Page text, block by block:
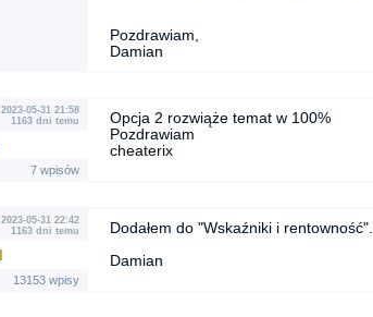
Pozdrawiam,
Damian
2023-05-31 21:58
1163 dni temu
7 wpisów
Opcja 2 rozwiąże temat w 100%
Pozdrawiam
cheaterix
2023-05-31 22:42
1163 dni temu
13153 wpisy
Dodałem do "Wskaźniki i rentowność".
Damian